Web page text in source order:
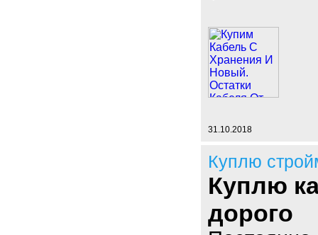
31.10.2018
Куплю
Куплю
дорого